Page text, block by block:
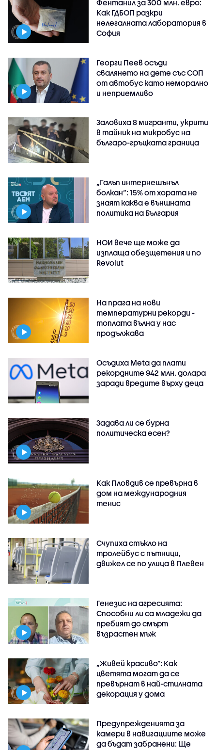
Фентанил за 300 млн. евро:
Как ГДБОП разкри
нелегалната лаборатория в
София
Георги Пеев осъди
свалянето на дете със СОП
от автобус като неморално
и неприемливо
Заловиха 8 мигранти, укрити
в тайник на микробус на
българо-гръцката граница
„Галъп интернешънъл
болкан“: 15% от хората не
знаят каква е външната
политика на България
НОИ вече ще може да
изплаща обезщетения и по
Revolut
На прага на нови
температурни рекорди -
топлата вълна у нас
продължава
Осъдиха Meta да плати
рекордните 942 млн. долара
заради вредите върху деца
Задава ли се бурна
политическа есен?
Как Пловдив се превърна в
дом на международния
тенис
Счупиха стъкло на
тролейбус с пътници,
движел се по улица в Плевен
Генезис на агресията:
Способни ли са младежи да
пребият до смърт
възрастен мъж
„Живей красиво”: Как
цветята могат да се
превърнат в най-стилната
декорация у дома
Предупрежденията за
камери в навигациите може
да бъдат забранени: Ще